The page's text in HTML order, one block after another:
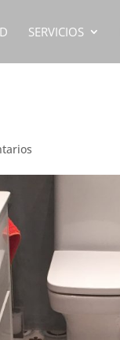
SERVICIOS